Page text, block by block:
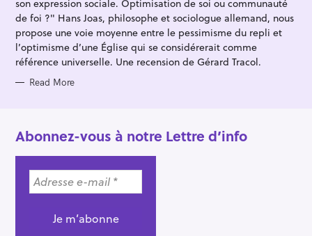
I
E
S
son expression sociale. Optimisation de soi ou communauté
de foi ?" Hans Joas, philosophe et sociologue allemand, nous
propose une voie moyenne entre le pessimisme du repli et
l’optimisme d’une Église qui se considérerait comme
référence universelle. Une recension de Gérard Tracol.
Read More
Abonnez-vous à notre Lettre d’info